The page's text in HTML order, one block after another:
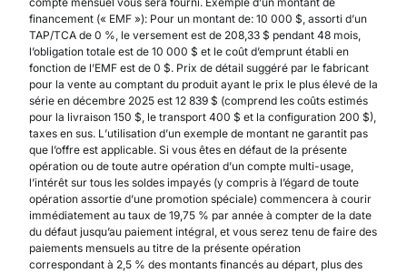
financement (« EMF »): Pour un montant de: 10 000 $, assorti d’un
TAP/TCA de 0 %, le versement est de 208,33 $ pendant 48 mois,
l’obligation totale est de 10 000 $ et le coût d’emprunt établi en
fonction de l’EMF est de 0 $. Prix de détail suggéré par le fabricant
pour la vente au comptant du produit ayant le prix le plus élevé de la
série en décembre 2025 est 12 839 $ (comprend les coûts estimés
pour la livraison 150 $, le transport 400 $ et la configuration 200 $),
taxes en sus. L’utilisation d’un exemple de montant ne garantit pas
que l’offre est applicable. Si vous êtes en défaut de la présente
opération ou de toute autre opération d’un compte multi-usage,
l’intérêt sur tous les soldes impayés (y compris à l’égard de toute
opération assortie d’une promotion spéciale) commencera à courir
immédiatement au taux de 19,75 % par année à compter de la date
du défaut jusqu’au paiement intégral, et vous serez tenu de faire des
paiements mensuels au titre de la présente opération
correspondant à 2,5 % des montants financés au départ, plus des